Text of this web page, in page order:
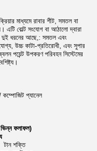
মাধ্যমে রাবার শীট, সমতল বা
এটি বোল্ট সংযোগ বা আঠালো দ্বারা
দুই ধরনের আছে,: সমতল এবং
উচ্চ কাটা-প্রতিরোধী, এবং সুপার
পয়েন্ট উপকরণ পরিবহন সিস্টেমের
প্যানেল
ভিন্ন ফলাফল)
টান শক্তি